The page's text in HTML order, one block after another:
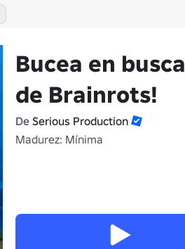
Bucea en busca
de Brainrots!
De Serious Production
Madurez: Mínima